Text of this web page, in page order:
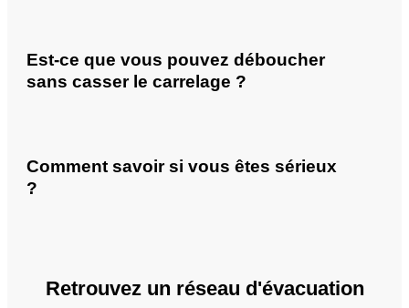
Est-ce que vous pouvez déboucher
sans casser le carrelage ?
Comment savoir si vous êtes sérieux
?
Retrouvez un réseau d'évacuation